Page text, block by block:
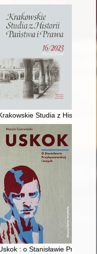
pierwsze legalne powojenne
Studia z Historii
Archaeologica. [Vol.] 38
: o Stanisławie